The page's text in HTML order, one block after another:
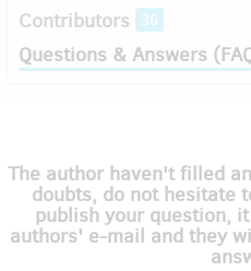
Contributors 36
Questions & Answers
The author haven't filled
doubts, do not hesitate
publish your question,
authors' e-mail and they